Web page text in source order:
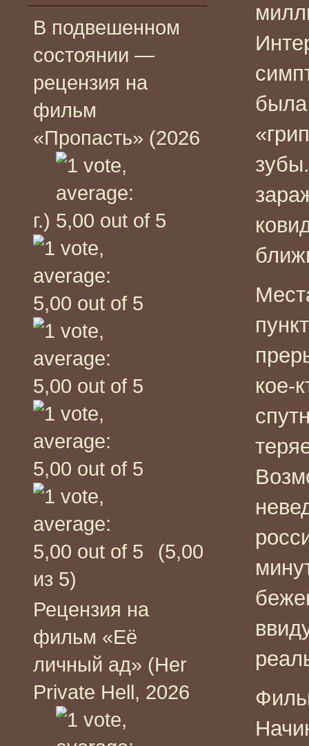
В подвешенном
состоянии —
рецензия на
фильм
«Пропасть» (2026
г.)
(5,00
из 5)
Рецензия на
фильм «Её
личный ад» (Her
Private Hell, 2026
была
кое-